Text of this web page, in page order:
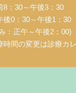
30～午後3：30
後0：30～午後1：30
：正午～午後2：00)
時間の変更は診療カ